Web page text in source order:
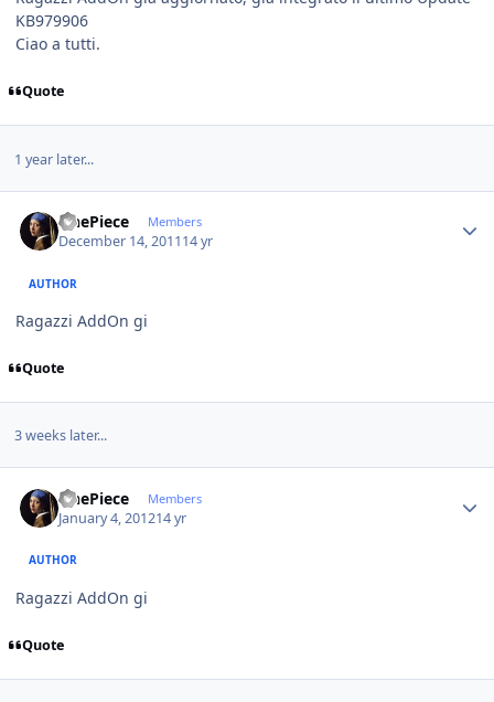
KB979906
Ciao a tutti.
Quote
1 year later...
OnePiece Members
December 14, 201114 yr
AUTHOR
Ragazzi AddOn gi
Quote
3 weeks later...
OnePiece Members
January 4, 201214 yr
AUTHOR
Ragazzi AddOn gi
Quote